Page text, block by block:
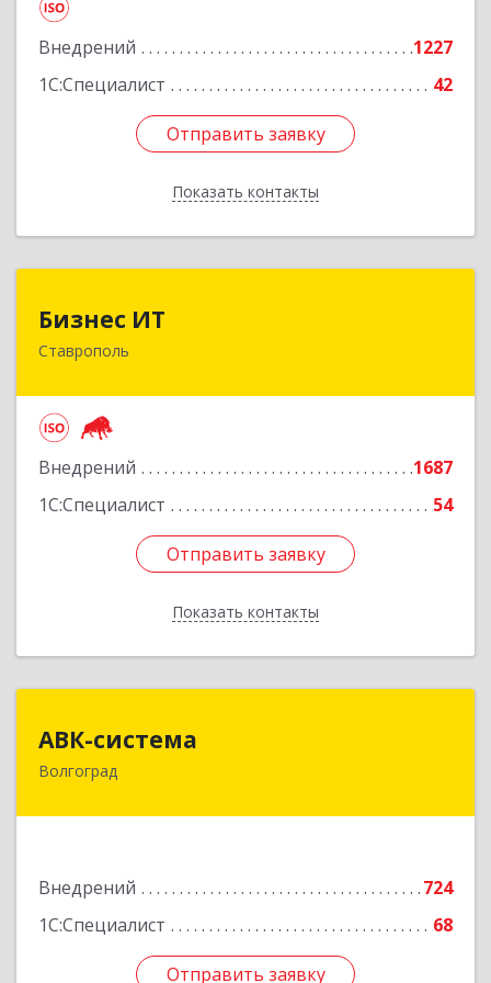
Внедрений
1227
1С:Специалист
42
Отправить заявку
Показать контакты
Отправить заявку
Назад
Бизнес ИТ
Ставрополь
Внедрений
1687
1С:Специалист
54
Отправить заявку
Показать контакты
355035, Ставропольский край, Ставрополь г, 1
Отправить заявку
Назад
АВК-система
Волгоград
Внедрений
724
1С:Специалист
68
Отправить заявку
400131, Волгоградская обл, Волгоград г,
Отправить заявку